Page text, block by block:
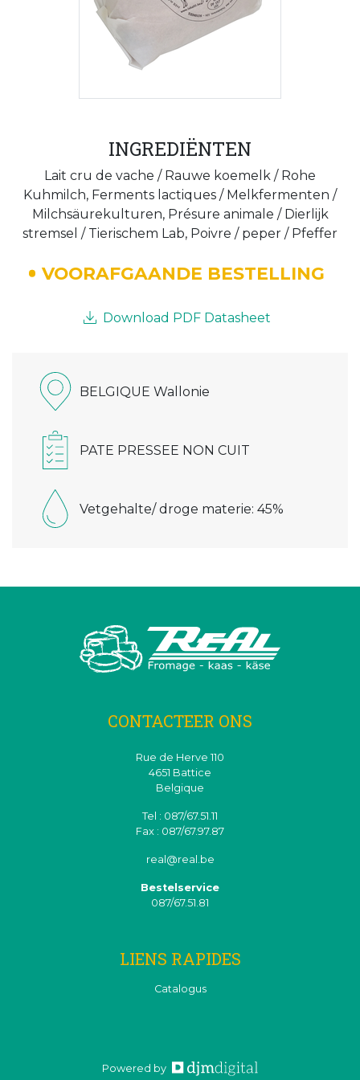
INGREDIËNTEN
Lait cru de vache / Rauwe koemelk / Rohe
Kuhmilch, Ferments lactiques / Melkfermenten /
Milchsäurekulturen, Présure animale / Dierlijk
stremsel / Tierischem Lab, Poivre / peper / Pfeffer
VOORAFGAANDE BESTELLING
Download PDF Datasheet
BELGIQUE Wallonie
PATE PRESSEE NON CUIT
Vetgehalte/ droge materie: 45%
CONTACTEER ONS
Rue de Herve 110
4651 Battice
Belgique
Tel : 087/67.51.11
Fax : 087/67.97.87
real@real.be
Bestelservice
087/67.51.81
LIENS RAPIDES
Catalogus
Powered by